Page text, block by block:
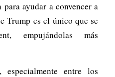
ayudar a convencer a
Trump es el único que se
empujándolas más
entre los